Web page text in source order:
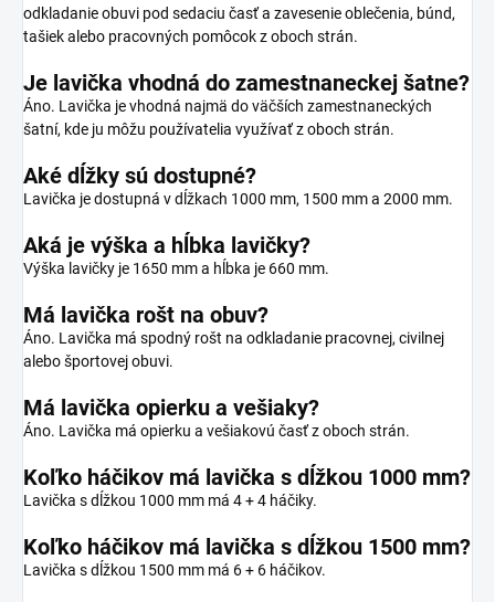
odkladanie obuvi pod sedaciu časť a zavesenie oblečenia, búnd,
tašiek alebo pracovných pomôcok z oboch strán.
Je lavička vhodná do zamestnaneckej šatne?
Áno. Lavička je vhodná najmä do väčších zamestnaneckých
šatní, kde ju môžu používatelia využívať z oboch strán.
Aké dĺžky sú dostupné?
Lavička je dostupná v dĺžkach 1000 mm, 1500 mm a 2000 mm.
Aká je výška a hĺbka lavičky?
Výška lavičky je 1650 mm a hĺbka je 660 mm.
Má lavička rošt na obuv?
Áno. Lavička má spodný rošt na odkladanie pracovnej, civilnej
alebo športovej obuvi.
Má lavička opierku a vešiaky?
Áno. Lavička má opierku a vešiakovú časť z oboch strán.
Koľko háčikov má lavička s dĺžkou 1000 mm?
Lavička s dĺžkou 1000 mm má 4 + 4 háčiky.
Koľko háčikov má lavička s dĺžkou 1500 mm?
Lavička s dĺžkou 1500 mm má 6 + 6 háčikov.